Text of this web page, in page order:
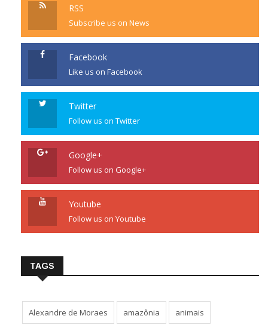
RSS
Subscribe us on News
Facebook
Like us on Facebook
Twitter
Follow us on Twitter
Google+
Follow us on Google+
Youtube
Follow us on Youtube
TAGS
Alexandre de Moraes amazônia animais